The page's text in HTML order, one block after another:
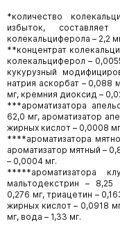
*количество
избыток,
колекальциферола – 2,2
**концентрат
колекальциферол –
кукурузный
натрия аскорбат – 0,088
мг, кремния диоксид –
***ароматизатора
62,0 мг, ароматизатор
жирных кислот – 0,0008
****ароматизатора
ароматизатор мятный –
– 0,0004 мг.
*****ароматизатора
мальтодекстрин – 8,25
0,276 мг, триацетин –
жирных кислот – 0,0918
мг, вода – 1,33 мг.